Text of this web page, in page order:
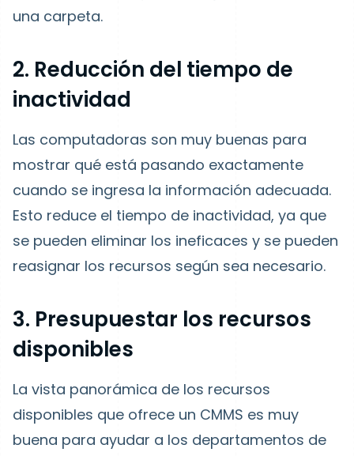
una carpeta.
2. Reducción del tiempo de
inactividad
Las computadoras son muy buenas para
mostrar qué está pasando exactamente
cuando se ingresa la información adecuada.
Esto reduce el tiempo de inactividad, ya que
se pueden eliminar los ineficaces y se pueden
reasignar los recursos según sea necesario.
3. Presupuestar los recursos
disponibles
La vista panorámica de los recursos
disponibles que ofrece un CMMS es muy
buena para ayudar a los departamentos de